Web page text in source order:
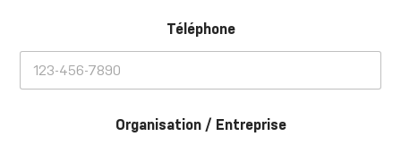
Téléphone
Organisation / Entreprise